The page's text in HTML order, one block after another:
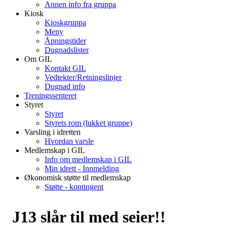
Annen info fra gruppa
Kiosk
Kioskgruppa
Meny
Åpningstider
Dugnadslister
Om GIL
Kontakt GIL
Vedtekter/Retningslinjer
Dugnad info
Treningssenteret
Styret
Styret
Styrets rom (lukket gruppe)
Varsling i idretten
Hvordan varsle
Medlemskap i GIL
Info om medlemskap i GIL
Min idrett - Innmelding
Økonomisk støtte til medlemskap
Støtte - kontingent
J13 slår til med seier!!